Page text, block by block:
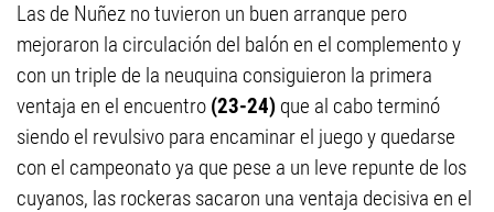
Las de Nuñez no tuvieron un buen arranque pero
mejoraron la circulación del balón en el complemento y
con un triple de la neuquina consiguieron la primera
ventaja en el encuentro (23-24) que al cabo terminó
siendo el revulsivo para encaminar el juego y quedarse
con el campeonato ya que pese a un leve repunte de los
cuyanos, las rockeras sacaron una ventaja decisiva en el